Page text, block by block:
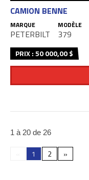
CAMION BENNE
MARQUE
PETERBILT
MODÈLE
379
PRIX : 50 000,00 $
1 à 20 de 26
1 2 »